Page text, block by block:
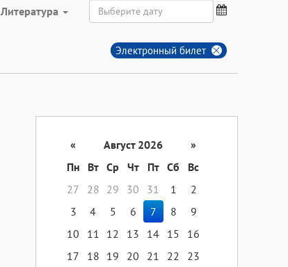
Литература
Электронный билет
« Август 2026
»
Пн
Вт Ср Чт Пт Сб
Вс
27
28 29 30 31 1
2
3
4 5 6 7 8
9
10
11 12 13 14 15
16
17
18 19 20 21 22
23